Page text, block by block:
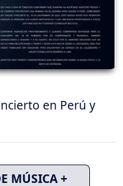
en Perú y
MÚSICA +